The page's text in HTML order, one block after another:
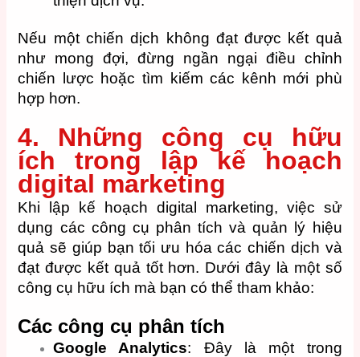
Nếu một chiến dịch không đạt được kết quả
như mong đợi, đừng ngần ngại điều chỉnh
chiến lược hoặc tìm kiếm các kênh mới phù
hợp hơn.
4. Những công cụ hữu
ích trong lập kế hoạch
digital marketing
Khi lập kế hoạch digital marketing, việc sử
dụng các công cụ phân tích và quản lý hiệu
quả sẽ giúp bạn tối ưu hóa các chiến dịch và
đạt được kết quả tốt hơn. Dưới đây là một số
công cụ hữu ích mà bạn có thể tham khảo:
Các công cụ phân tích
Google Analytics: Đây là một trong